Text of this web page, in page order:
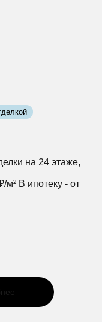
на 24 этаже,
м² В ипотеку - от